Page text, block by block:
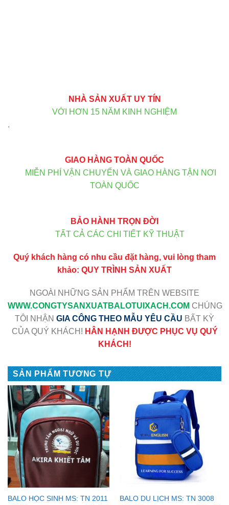
NHÀ SẢN XUẤT UY TÍN
VỚI HƠN 15 NĂM KINH NGHIỆM
.
GIAO HÀNG TOÀN QUỐC
MIỄN PHÍ VẬN CHUYỂN VÀ GIAO HÀNG TẬN NƠI
TOÀN QUỐC
BẢO HÀNH TRỌN ĐỜI
TẤT CẢ CÁC CHI TIẾT KỸ THUẬT
Quý khách hàng có nhu cầu đặt hàng, vui lòng tham
khảo: QUY TRÌNH SẢN XUẤT
NGOÀI NHỮNG SẢN PHẨM TRÊN WEBSITE
WWW.CONGTYSANXUATBALOTUIXACH.COM CHÚNG
TÔI NHẬN GIA CÔNG THEO MẪU YÊU CẦU BẤT KỲ
CỦA QUÝ KHÁCH! HÂN HẠNH ĐƯỢC PHỤC VỤ QUÝ
KHÁCH!
SẢN PHẨM TƯƠNG TỰ
BALO HỌC SINH MS: TN 2011
BALO DU LỊCH MS: TN 3008